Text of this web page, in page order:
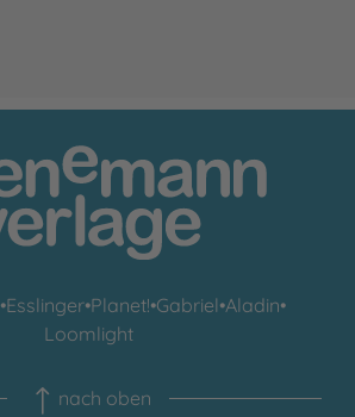
•Esslinger•Planet!•Gabriel•Aladin•
Loomlight
nach oben